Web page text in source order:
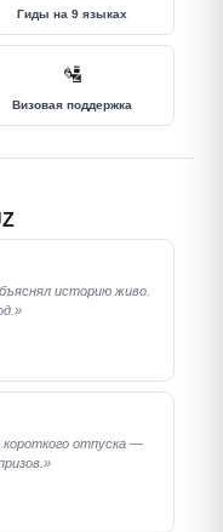
Гиды на 9 языках
🛂
Визовая поддержка
историю живо.
короткого отпуска —